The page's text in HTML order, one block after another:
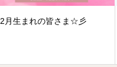
2月生まれの皆さま☆彡